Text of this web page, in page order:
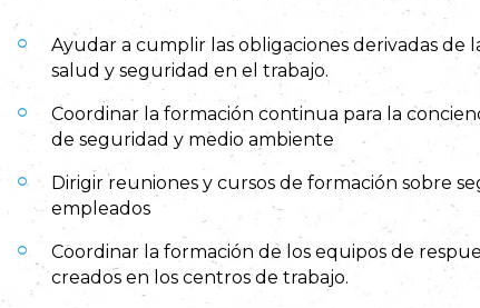
Ayudar a cumplir las obligaciones derivadas de
salud y seguridad en el trabajo.
Coordinar la formación continua para la
de seguridad y medio ambiente
Dirigir reuniones y cursos de formación sobre
empleados
Coordinar la formación de los equipos de
creados en los centros de trabajo.